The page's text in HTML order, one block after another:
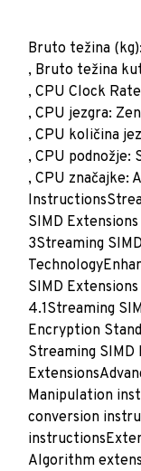
Bruto težina
, Bruto težina
, CPU Clock
, CPU jezgra: Zen
, CPU količina
, CPU podnožje:
, CPU značajke:
SIMD
3Streaming
SIMD
4.1Streaming
Encryption
Streaming SIMD
Manipulation
conversion
Algorithm